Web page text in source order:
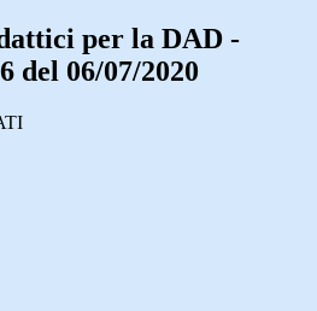
per la DAD -
del 06/07/2020